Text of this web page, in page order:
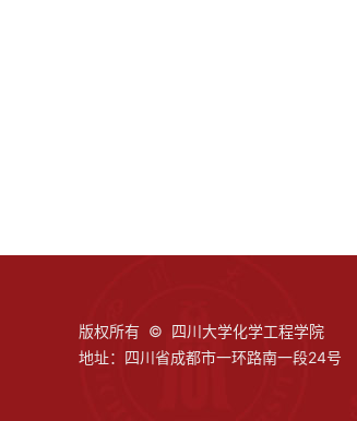
版权所有 © 四川大学化学工程学院
地址：四川省成都市一环路南一段24